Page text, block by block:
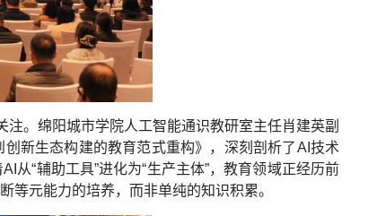
。绵阳城市学院人工智能通识教研室主任肖建英副
新生态构建的教育范式重构》，深刻剖析了AI技术
“辅助工具”进化为“生产主体”，教育领域正经历前
等元能力的培养，而非单纯的知识积累。